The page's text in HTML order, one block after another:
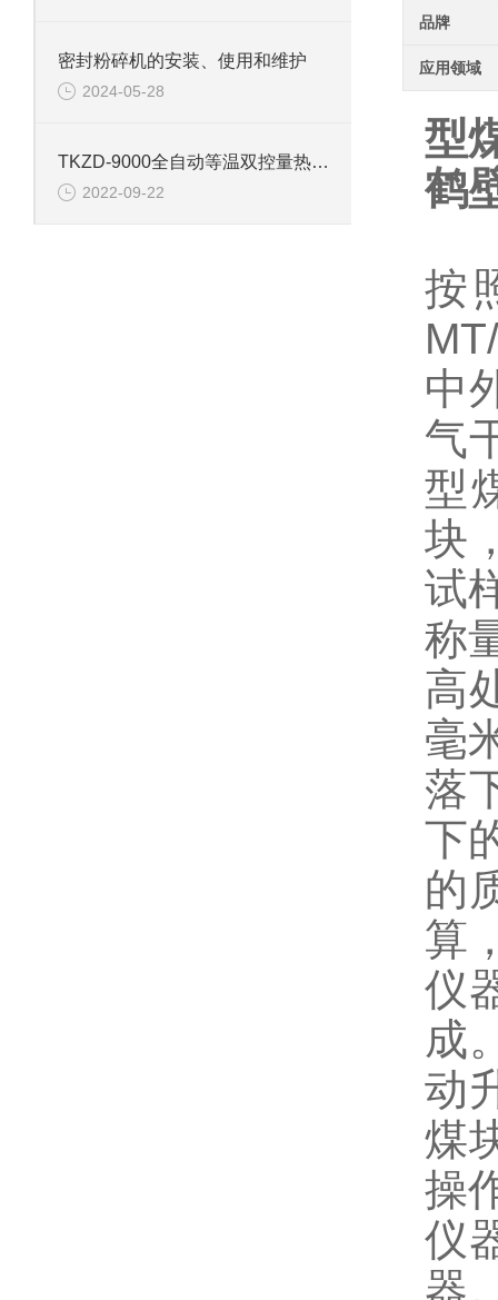
品牌
应用领域
型
鹤
按
中
气
型
块
试
称
高
毫
落
下
的
算
仪
成
动
煤
操
仪
器
密封粉碎机的安装、使用和维护
2024-05-28
TKZD-9000全自动等温双控量热仪产品介绍
2022-09-22